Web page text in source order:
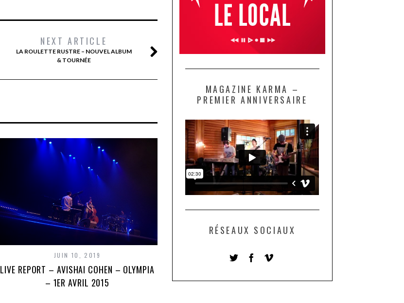
NEXT ARTICLE
LA ROULETTE RUSTRE – NOUVEL ALBUM
& TOURNÉE
JUIN 10, 2019
LIVE REPORT – AVISHAI COHEN – OLYMPIA
– 1ER AVRIL 2015
MAGAZINE KARMA –
PREMIER ANNIVERSAIRE
RÉSEAUX SOCIAUX